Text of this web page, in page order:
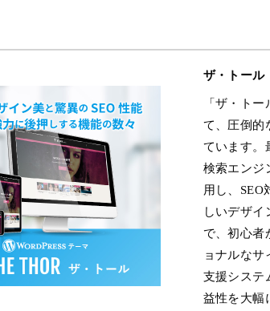
ザ・トール
「ザ・ト
て、圧倒的
ています。
検索エンジ
用し、
しいデザ
で、初心者
ョナルな
支援システ
益性を大幅